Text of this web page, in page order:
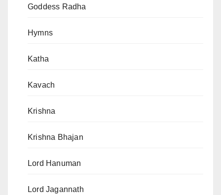
Goddess Radha
Hymns
Katha
Kavach
Krishna
Krishna Bhajan
Lord Hanuman
Lord Jagannath